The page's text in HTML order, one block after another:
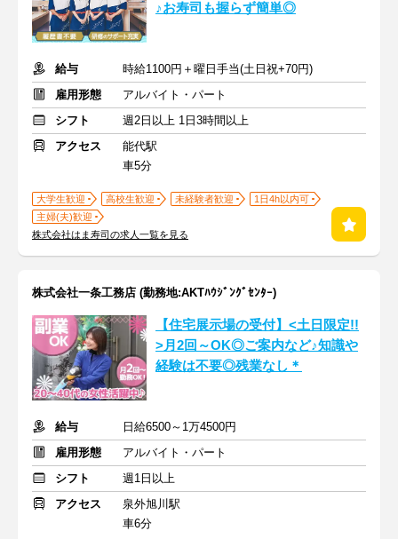
♪お寿司も握らず簡単◎
給与
時給1100円＋曜日手当(土日祝+70円)
雇用形態
アルバイト・パート
シフト
週2日以上 1日3時間以上
アクセス
能代駅
車5分
大学生歓迎 高校生歓迎 未経験者歓迎
1日4h以内可
主婦(夫)歓迎
株式会社はま寿司の求人一覧を見る
株式会社一条工務店 (勤務地:AKTﾊｳｼﾞﾝｸﾞｾﾝﾀｰ)
【住宅展示場の受付】<土日限定!!
>月2回～OK◎ご案内など♪知識や
経験は不要◎残業なし＊
給与
日給6500～1万4500円
雇用形態
アルバイト・パート
シフト
週1日以上
アクセス
泉外旭川駅
車6分